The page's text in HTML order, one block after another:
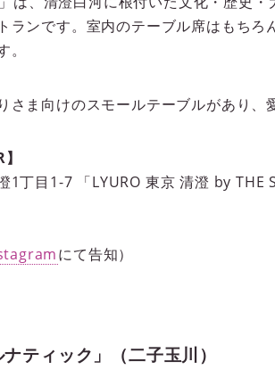
ランです。室内のテーブル席はもち
さま向けのスモールテーブルがあり、
1丁目1-7 「LYURO 東京 清澄 by THE
にて告知）
ティック」（二子玉川）